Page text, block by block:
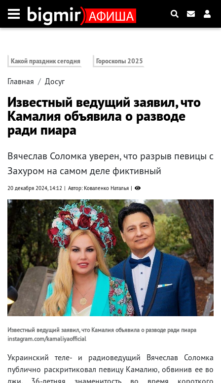
Какой праздник сегодня Гороскопы 2025
Главная Досуг
Известный ведущий заявил, что
Камалия объявила о разводе
ради пиара
Вячеслав Соломка уверен, что разрыв певицы с
Захуром на самом деле фиктивный
20 декабря 2024, 14:12 Автор: Коваленко Наталья
Известный ведущий заявил, что Камалия объявила о разводе ради пиара
instagram.com/kamaliyaofficial
Украинский теле- и радиоведущий Вячеслав Соломка
публично раскритиковал певицу Камалию, обвинив ее во
лжи. 36-летняя знаменитость во время короткого